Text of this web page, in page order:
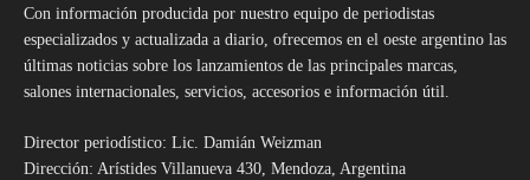
Con información producida por nuestro equipo de periodistas
especializados y actualizada a diario, ofrecemos en el oeste argentino las
últimas noticias sobre los lanzamientos de las principales marcas,
salones internacionales, servicios, accesorios e información útil.
Director periodístico: Lic. Damián Weizman
Dirección: Arístides Villanueva 430, Mendoza, Argentina